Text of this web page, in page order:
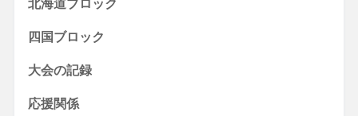
北海道ブロック
四国ブロック
大会の記録
応援関係